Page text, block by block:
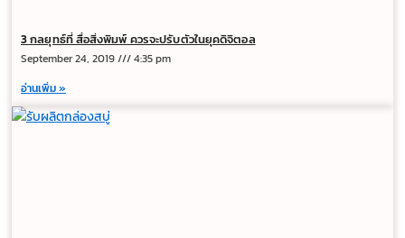
3 กลยุทธ์ที่ สื่อสิ่งพิมพ์ ควรจะปรับตัวในยุคดิจิตอล
September 24, 2019
4:35 pm
อ่านเพิ่ม »